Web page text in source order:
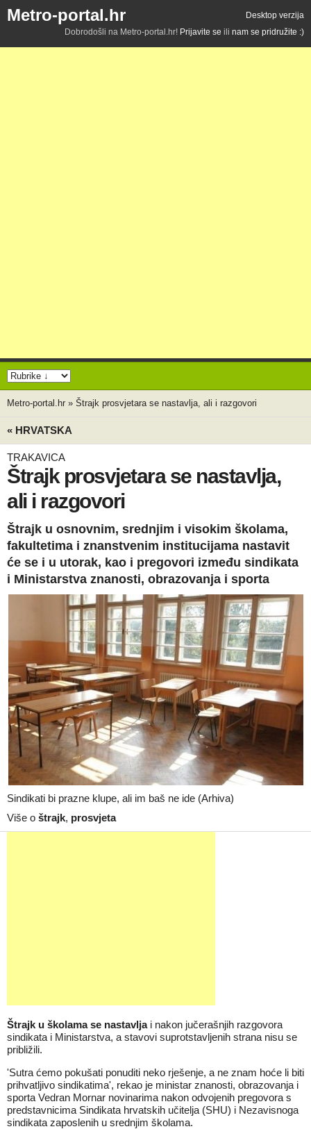
Metro-portal.hr
Desktop verzija
Dobrodošli na Metro-portal.hr! Prijavite se ili nam se pridružite :)
Metro-portal.hr » Štrajk prosvjetara se nastavlja, ali i razgovori
« HRVATSKA
TRAKAVICA
Štrajk prosvjetara se nastavlja,
ali i razgovori
Štrajk u osnovnim, srednjim i visokim školama,
fakultetima i znanstvenim institucijama nastavit
će se i u utorak, kao i pregovori između sindikata
i Ministarstva znanosti, obrazovanja i sporta
Sindikati bi prazne klupe, ali im baš ne ide (Arhiva)
Više o štrajk, prosvjeta
Štrajk u školama se nastavljai nakon jučerašnjih razgovora
sindikata i Ministarstva, a stavovi suprotstavljenih strana nisu se
približili.
'Sutra ćemo pokušati ponuditi neko rješenje, a ne znam hoće li biti
prihvatljivo sindikatima', rekao je ministar znanosti, obrazovanja i
sporta Vedran Mornar novinarima nakon odvojenih pregovora s
predstavnicima Sindikata hrvatskih učitelja (SHU) i Nezavisnoga
sindikata zaposlenih u srednjim školama.